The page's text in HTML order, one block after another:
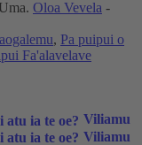
Oloa Vevela -
, Pa puipui o
Fa'alavelave
Viliamu
Viliamu